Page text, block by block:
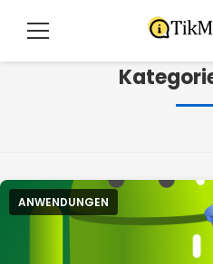
paraSpeisekarte
ANWENDUNGEN